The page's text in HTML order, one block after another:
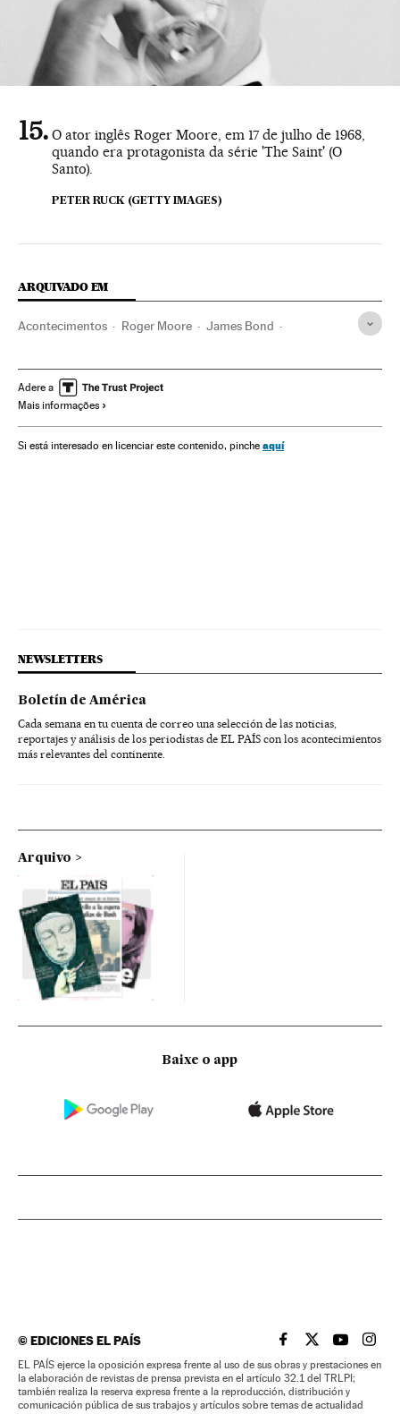
O ator inglês Roger Moore, em 17 de julho de 1968,
quando era protagonista da série 'The Saint' (O
Santo).
PETER RUCK (GETTY IMAGES)
ARQUIVADO EM
Acontecimentos Roger Moore James Bond
Vítimas Cultura Sociedade
Adere a
Mais informações
Si está interesado en licenciar este contenido, pinche aquí
NEWSLETTERS
Boletín de América
Cada semana en tu cuenta de correo una selección de las noticias,
reportajes y análisis de los periodistas de EL PAÍS con los acontecimientos
más relevantes del continente.
Arquivo
Baixe o app
©EDICIONES EL PAÍS EL PAÍS BRASIL EN
EL PAÍSEL PAÍS
EL
EL PAÍS ejerce la oposición expresa frente al uso de sus obras y prestaciones en
la elaboración de revistas de prensa prevista en el artículo 32.1 del TRLPI;
también realiza la reserva expresa frente a la reproducción, distribución y
comunicación pública de sus trabajos y artículos sobre temas de actualidad